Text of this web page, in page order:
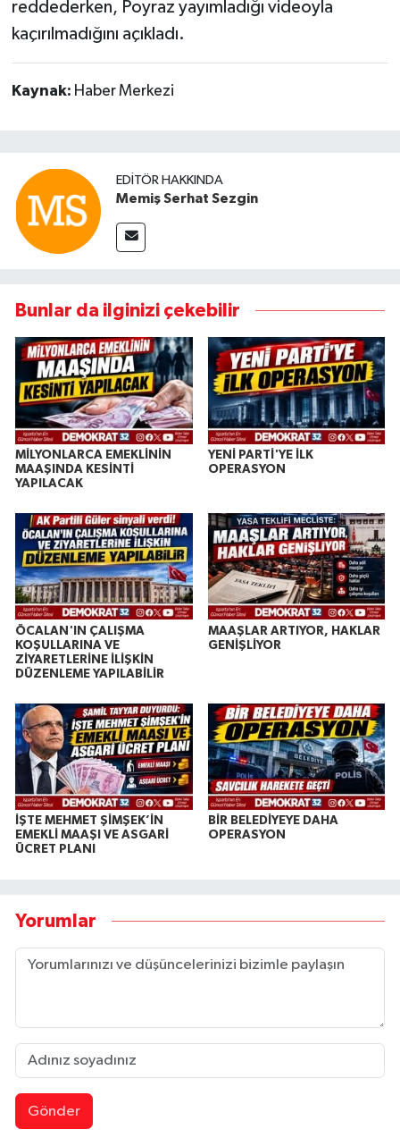
reddederken, Poyraz yayımladığı videoyla
kaçırılmadığını açıkladı.
Kaynak: Haber Merkezi
EDITÖR HAKKINDA
Memiş Serhat Sezgin
Bunlar da ilginizi çekebilir
MİLYONLARCA EMEKLİNİN
MAAŞINDA KESİNTİ
YAPILACAK
YENİ PARTİ'YE İLK
OPERASYON
ÖCALAN'IN ÇALIŞMA
KOŞULLARINA VE
ZİYARETLERİNE İLİŞKİN
DÜZENLEME YAPILABİLİR
MAAŞLAR ARTIYOR, HAKLAR
GENİŞLİYOR
İŞTE MEHMET ŞİMŞEK’İN
EMEKLİ MAAŞI VE ASGARİ
ÜCRET PLANI
BİR BELEDİYEYE DAHA
OPERASYON
Yorumlar
Gönder